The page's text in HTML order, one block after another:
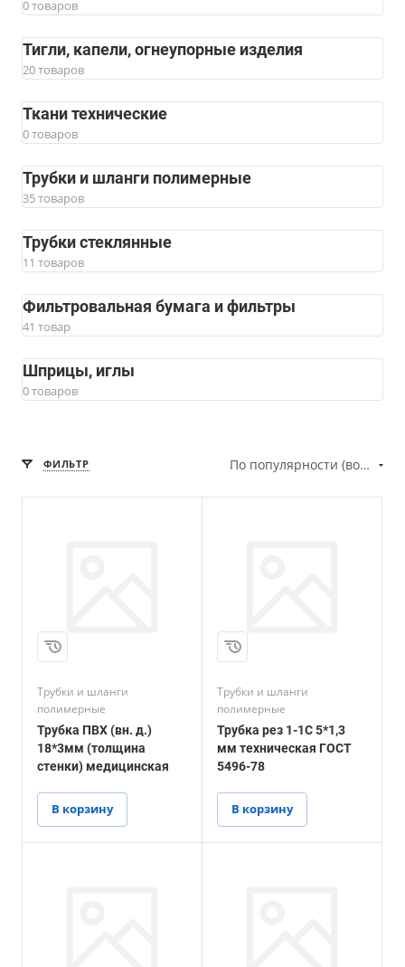
0 товаров
Тигли, капели, огнеупорные изделия
20 товаров
Ткани технические
0 товаров
Трубки и шланги полимерные
35 товаров
Трубки стеклянные
11 товаров
Фильтровальная бумага и фильтры
41 товар
Шприцы, иглы
0 товаров
ФИЛЬТР По популярности (возрастание)
Трубки и шланги
полимерные
Трубка ПВХ (вн. д.)
18*3мм (толщина
стенки) медицинская
В корзину
Трубки и шланги
полимерные
Трубка рез 1-1С 5*1,3
мм техническая ГОСТ
5496-78
В корзину